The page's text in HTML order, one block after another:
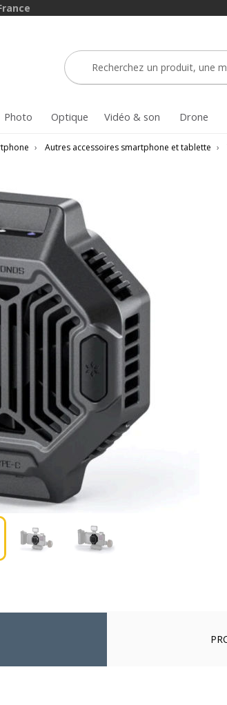
Photo Optique Vidéo & son Drone
› Autres accessoires smartphone et tablette ›